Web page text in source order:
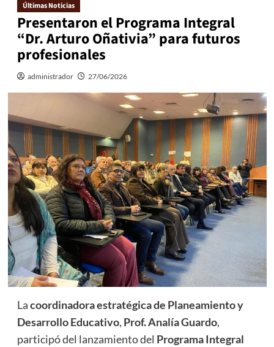
Últimas Noticias
Presentaron el Programa Integral
“Dr. Arturo Oñativia” para futuros
profesionales
administrador 27/06/2026
Lacoordinadora estratégica de Planeamiento y
Desarrollo Educativo, Prof. Analía Guardo,
participó del lanzamiento del Programa Integral
Educativ